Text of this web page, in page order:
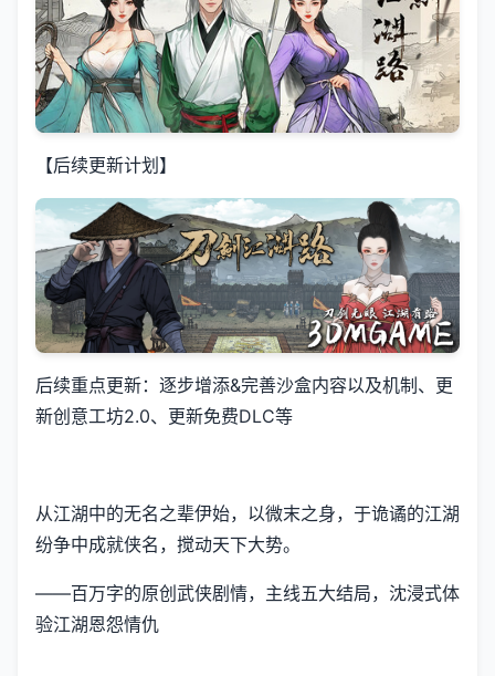
【后续更新计划】
后续重点更新：逐步增添&完善沙盒内容以及机制、更
新创意工坊2.0、更新免费DLC等
从江湖中的无名之辈伊始，以微末之身，于诡谲的江湖
纷争中成就侠名，搅动天下大势。
——百万字的原创武侠剧情，主线五大结局，沈浸式体
验江湖恩怨情仇